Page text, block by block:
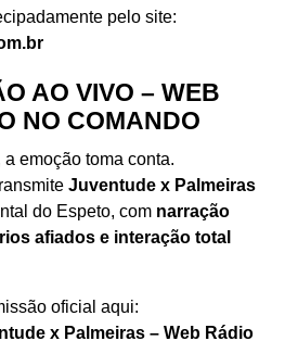
pelo site:
AO VIVO – WEB
NO COMANDO
emoção toma conta.
Juventude x Palmeiras
do Espeto, com narração
afiados e interação total
oficial aqui:
x Palmeiras – Web Rádio